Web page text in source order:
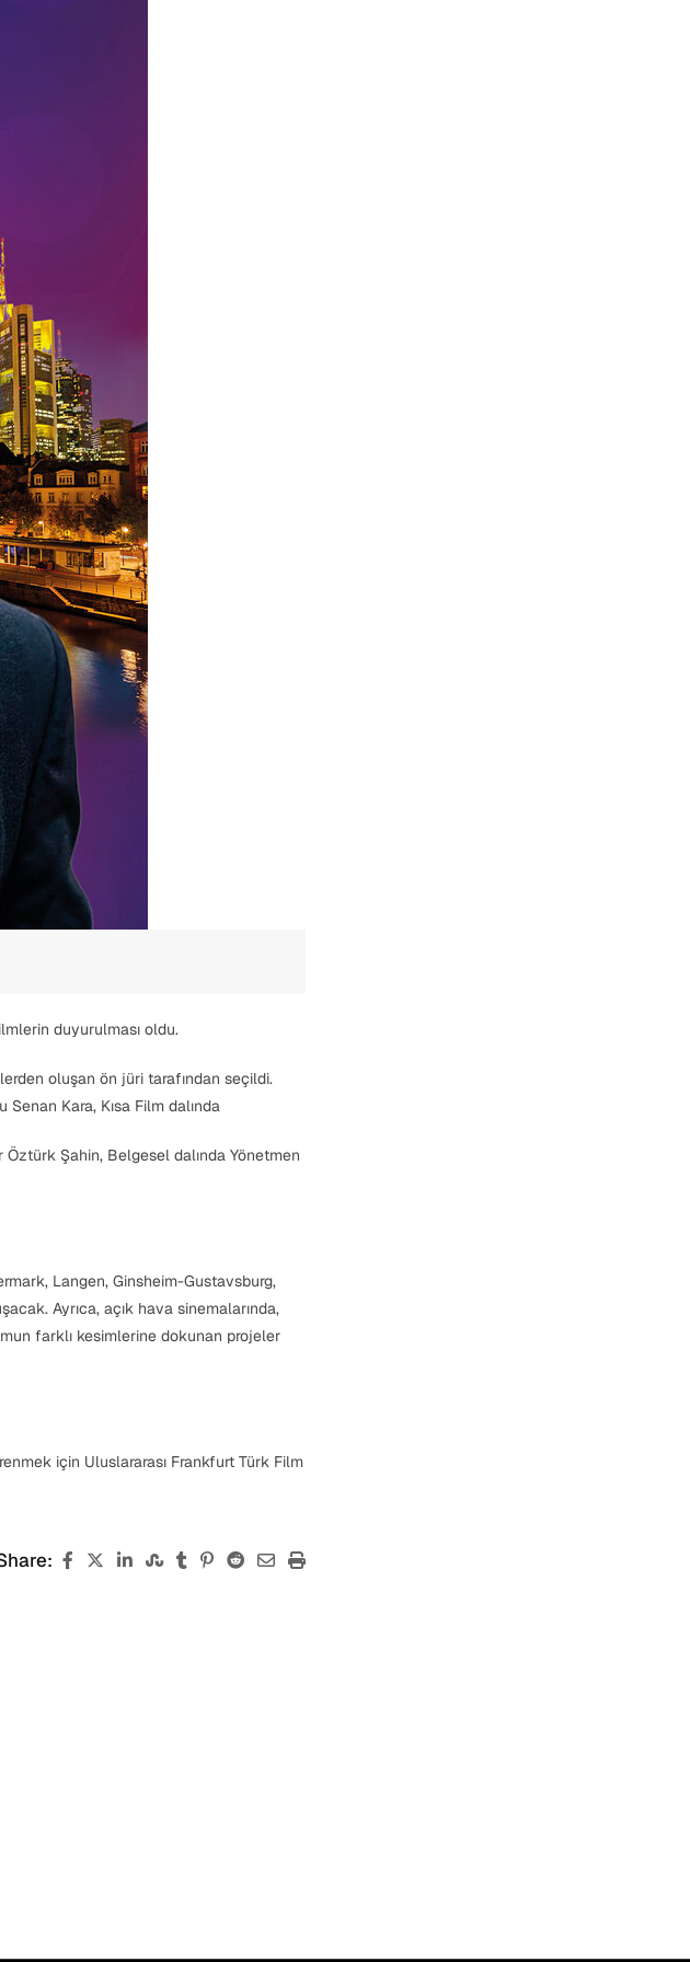
duyurulması oldu.
oluşan ön jüri tarafından seçildi.
Kara, Kısa Film dalında
Şahin, Belgesel dalında Yönetmen
Langen, Ginsheim-Gustavsburg,
Ayrıca, açık hava sinemalarında,
farklı kesimlerine dokunan projeler
için Uluslararası Frankfurt Türk Film